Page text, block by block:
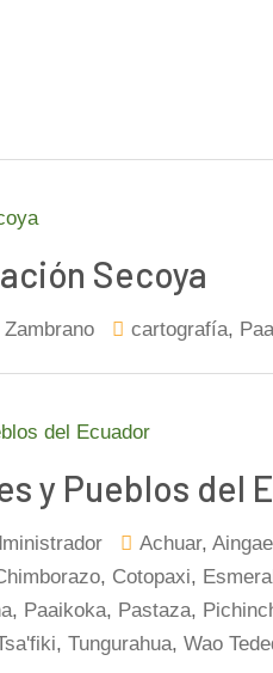
Secoya
cartografía,
y Pueblos del
Achuar, Aingae
, Cotopaxi,
, Paaikoka, Pastaza,
, Tungurahua, Wao